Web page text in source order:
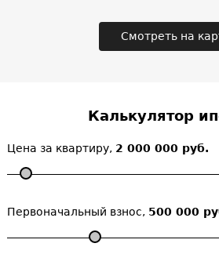
Смотреть на
Калькулятор
Цена за квартиру, 2 000 000 руб.
Первоначальный взнос, 500 000